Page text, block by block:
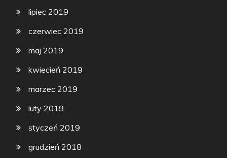
lipiec 2019
czerwiec 2019
maj 2019
kwiecień 2019
marzec 2019
luty 2019
styczeń 2019
grudzień 2018